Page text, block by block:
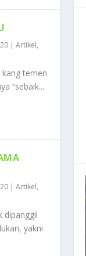
| Artikel,
temen
“sebaik...
| Artikel,
dipanggil
yakni